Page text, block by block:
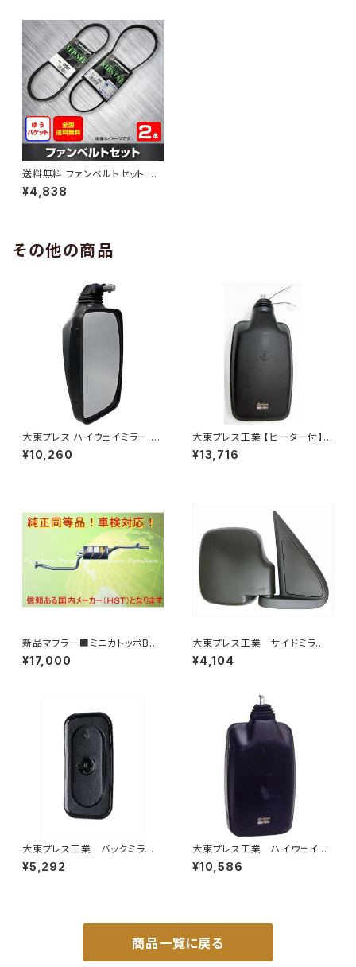
送料無料 ファンベルトセット 日
産 エルグランド 型式ME51 H1
9.10～ （国内トップメーカー） 2
¥4,838
その他の商品
大東プレス ハイウェイミラー R1
¥10,260
大東プレス工業 【ヒーター付】
ハイウェイミラー R1000 326×
206 リモコン無 ヒーター付 DI-
¥13,716
新品マフラー■ミニカトッポBJ
H42A H42V H47A H47V純
正同等/車検対応 065-75
¥17,000
大東プレス工業 サイドミラー/
バックミラダイハツ ハイゼッ
ト 右 99年～ DI-646
¥4,104
大東プレス工業 バックミラーH
400 ｺﾊﾞﾝ L005 黒 J08
330×170 DI-8B
¥5,292
大東プレス工業 ハイウェイミ
ラー 800Rヒーター無 トラッ
¥10,586
商品一覧に戻る